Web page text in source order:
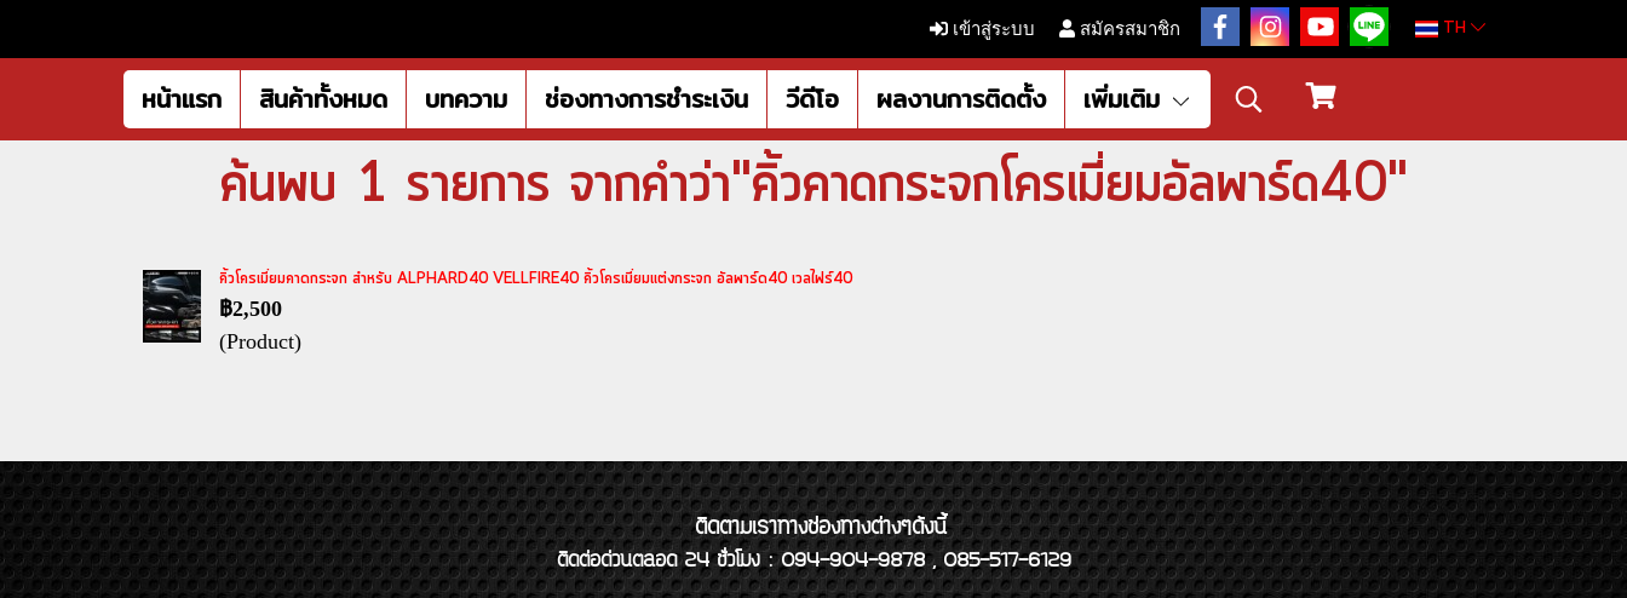
เข้าสู่ระบบ สมัครสมาชิก TH
หน้าแรก สินค้าทั้งหมด บทความ ช่องทางการชำระเงิน วีดีโอ ผลงานการติดตั้ง เพิ่มเติม
ค้นพบ 1 รายการ จากคำว่า"คิ้วคาดกระจกโครเมี่ยมอัลพาร์ด40"
คิ้วโครเมี่ยมคาดกระจก สำหรับ ALPHARD40 VELLFIRE40 คิ้วโครเมี่ยมแต่งกระจก อัลพาร์ด40 เวลไฟร์40
฿2,500
(Product)
ติดตามเราทางช่องทางต่างๆดังนี้
ติดต่อด่วนตลอด 24 ชั่วโมง : 094-904-9878 , 085-517-6129